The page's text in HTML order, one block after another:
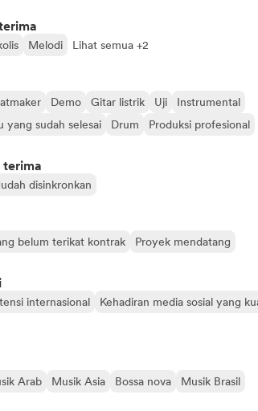
Melodi Lihat semua +2
Demo Gitar listrik Uji
Instrumental
yang sudah selesai Drum
Produksi profesional
terima
disinkronkan
belum terikat kontrak
Proyek mendatang
internasional
Kehadiran media sosial yang
Arab Musik Asia Bossa nova
Musik Brasil